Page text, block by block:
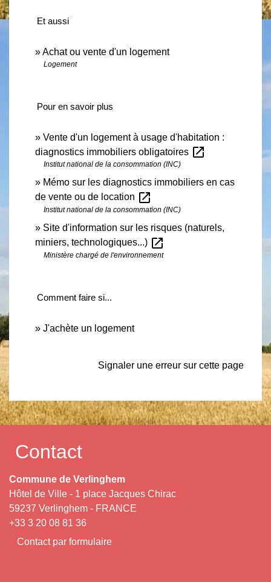
Et aussi
Achat ou vente d'un logement
Logement
Pour en savoir plus
Vente d'un logement à usage d'habitation :
diagnostics immobiliers obligatoires open_in_new
Institut national de la consommation (INC)
Mémo sur les diagnostics immobiliers en cas
de vente ou de location open_in_new
Institut national de la consommation (INC)
Site d'information sur les risques (naturels,
miniers, technologiques...) open_in_new
Ministère chargé de l'environnement
Comment faire si...
J'achète un logement
Signaler une erreur sur cette page
Contact
Commune de Verlinghem
Hôtel de Ville - 1 place Jacques Chirac
59237 Verlinghem - FRANCE
+33 3 20 08 81 36
Contact par formulaire